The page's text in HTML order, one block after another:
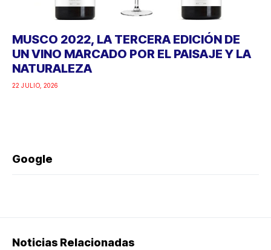
MUSCO 2022, LA TERCERA EDICIÓN DE
UN VINO MARCADO POR EL PAISAJE Y LA
NATURALEZA
22 JULIO, 2026
Google
Noticias Relacionadas